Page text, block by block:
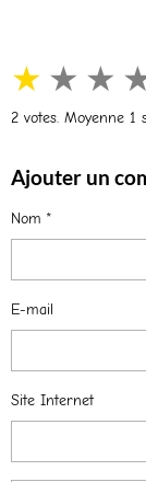
★ ★ ★
2 votes. Moyenne 1
Ajouter un
Nom
E-mail
Site Internet